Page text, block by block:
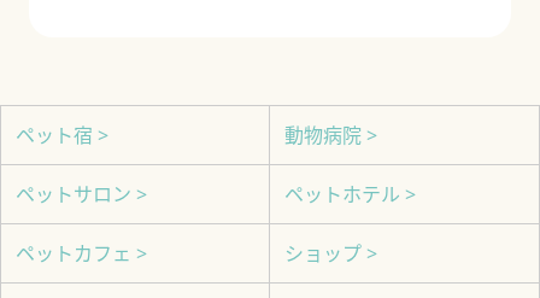
ペット宿 > 動物病院 >
ペットサロン > ペットホテル >
ペットカフェ > ショップ >